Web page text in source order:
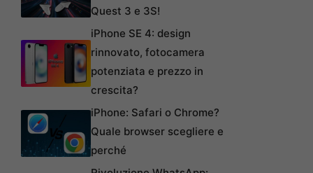
Quest 3 e 3S!
iPhone SE 4: design
rinnovato, fotocamera
potenziata e prezzo in
crescita?
iPhone: Safari o Chrome?
Quale browser scegliere e
perché